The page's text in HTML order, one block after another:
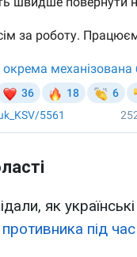
як українські
під час